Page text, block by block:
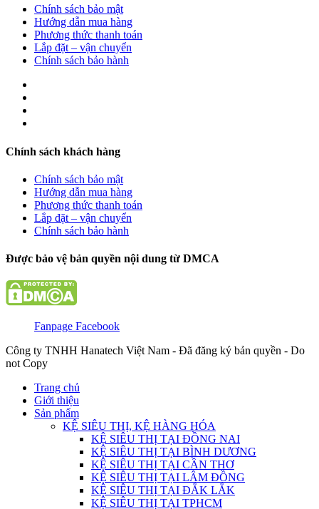
Chính sách bảo mật
Hướng dẫn mua hàng
Phương thức thanh toán
Lắp đặt – vận chuyển
Chính sách bảo hành
Chính sách khách hàng
Chính sách bảo mật
Hướng dẫn mua hàng
Phương thức thanh toán
Lắp đặt – vận chuyển
Chính sách bảo hành
Được bảo vệ bản quyền nội dung từ DMCA
Fanpage Facebook
Công ty TNHH Hanatech Việt Nam - Đã đăng ký bản quyền - Do
not Copy
Trang chủ
Giới thiệu
Sản phẩm
KỆ SIÊU THỊ, KỆ HÀNG HÓA
KỆ SIÊU THỊ TẠI ĐỒNG NAI
KỆ SIÊU THỊ TẠI BÌNH DƯƠNG
KỆ SIÊU THỊ TẠI CẦN THƠ
KỆ SIÊU THỊ TẠI LÂM ĐỒNG
KỆ SIÊU THỊ TẠI ĐẮK LẮK
KỆ SIÊU THỊ TẠI TPHCM